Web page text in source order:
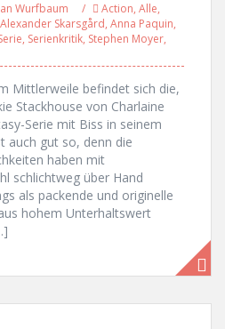
Wurfbaum Action, Alle,
Alexander Skarsgård, Anna Paquin,
, Serienkritik, Stephen Moyer,
Mittlerweile befindet sich die,
Stackhouse von Charlaine
Serie mit Biss in seinem
auch gut so, denn die
haben mit
schlichtweg über Hand
als packende und originelle
hohem Unterhaltswert